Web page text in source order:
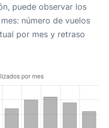
puede observar los
número de vuelos
por mes y retraso